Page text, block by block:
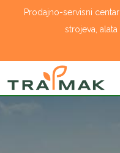
Prodajno-servisni
strojeva,